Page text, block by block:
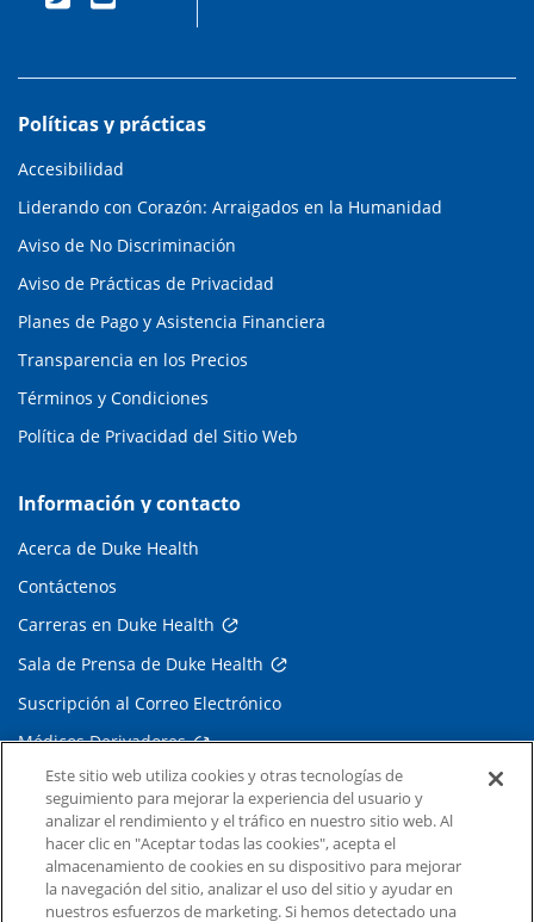
Políticas y prácticas
Accesibilidad
Liderando con Corazón: Arraigados en la Humanidad
Aviso de No Discriminación
Aviso de Prácticas de Privacidad
Planes de Pago y Asistencia Financiera
Transparencia en los Precios
Términos y Condiciones
Política de Privacidad del Sitio Web
Información y contacto
Acerca de Duke Health
Contáctenos
Carreras en Duke Health
Sala de Prensa de Duke Health
Suscripción al Correo Electrónico
Médicos Derivadores
Enlaces relacionados
Duke Cancer Institute
Duke Children's
Este sitio web utiliza cookies y otras tecnologías de
seguimiento para mejorar la experiencia del usuario y
analizar el rendimiento y el tráfico en nuestro sitio web. Al
hacer clic en "Aceptar todas las cookies", acepta el
almacenamiento de cookies en su dispositivo para mejorar
la navegación del sitio, analizar el uso del sitio y ayudar en
nuestros esfuerzos de marketing. Si hemos detectado una